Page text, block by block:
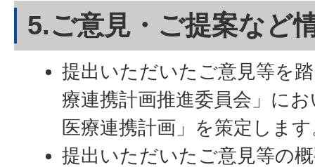
5.ご意見・ご提案など
提出いただいたご意見等を
療連携計画推進委員会」に
医療連携計画」を策定しま
提出いただいたご意見等の